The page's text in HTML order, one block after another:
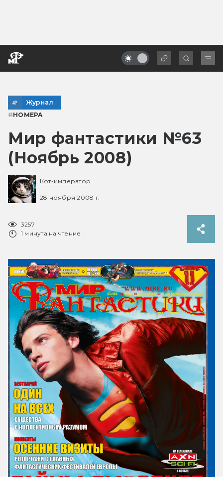
Журнал
#НОМЕРА
Мир фантастики №63
(Ноябрь 2008)
Кот-император
28 ноября 2008 г.
3257
1 минута на чтение